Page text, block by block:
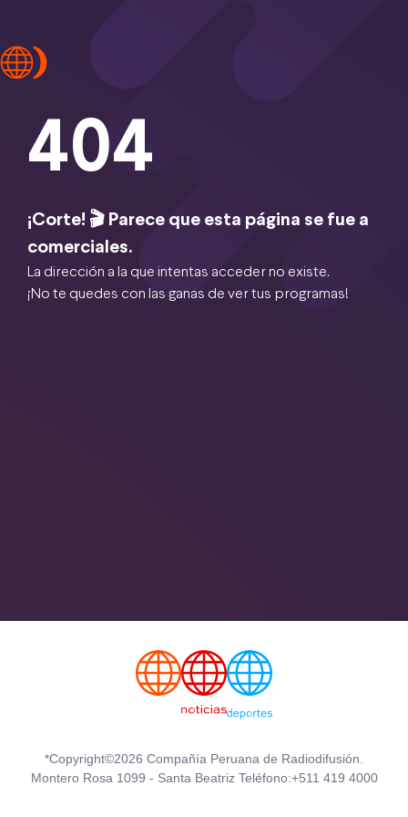
404
¡Corte! 🎬 Parece que esta página se fue a
comerciales.
La dirección a la que intentas acceder no existe.
¡No te quedes con las ganas de ver tus programas!
*Copyright©2026 Compañía Peruana de Radiodifusión.
Montero Rosa 1099 - Santa Beatriz Teléfono:+511 419 4000